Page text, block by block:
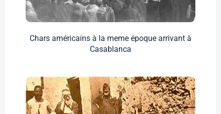
Chars américains à la meme époque arrivant à
Casablanca